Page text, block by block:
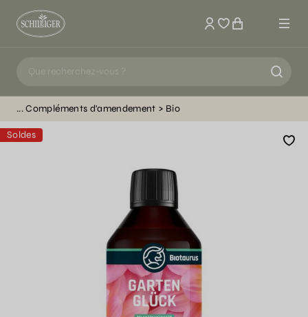
Mon compte
Compléments d'amendement Bio
Soldes